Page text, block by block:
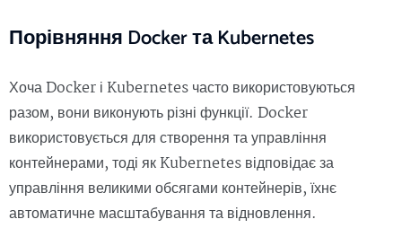
Порівняння Docker та Kubernetes
Хоча Docker і Kubernetes часто використовуються
разом, вони виконують різні функції. Docker
використовується для створення та управління
контейнерами, тоді як Kubernetes відповідає за
управління великими обсягами контейнерів, їхнє
автоматичне масштабування та відновлення.